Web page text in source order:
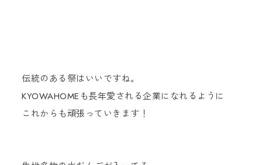
伝統のある祭はいいですね。
KYOWAHOMEも長年愛される企業になれるように
これからも頑張っていきます！